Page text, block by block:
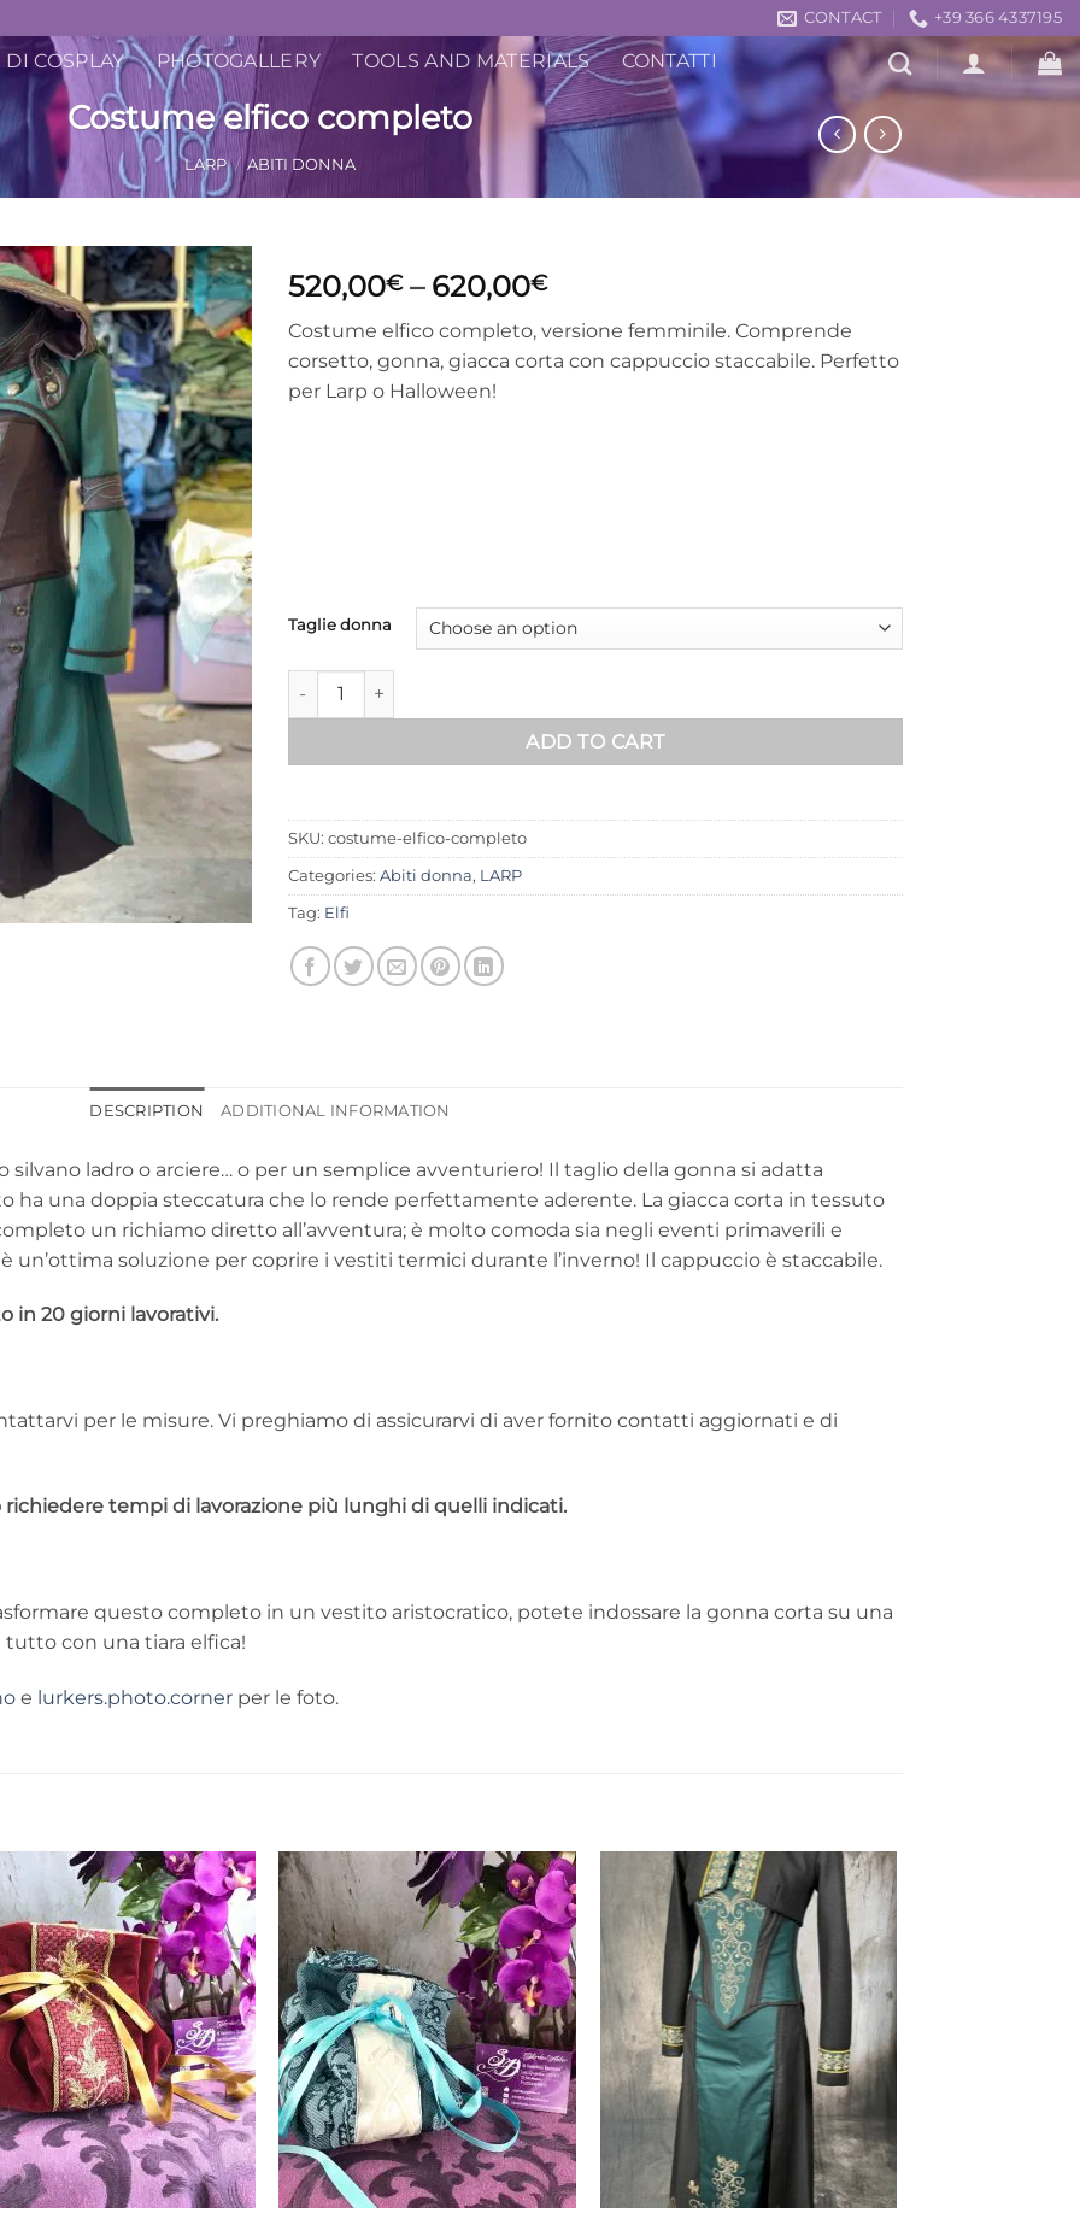
CONTACT +39 366 4337195
DI COSPLAY PHOTOGALLERY TOOLS AND MATERIALS CONTATTI
Costume elfico completo
LARP / ABITI DONNA
520,00€ – 620,00€Price
520,00€
through
Costume elfico completo, versione femminile. Comprende
corsetto, gonna, giacca corta con cappuccio staccabile. Perfetto
per Larp o Halloween!
Taglie donna
Costume elfico completo quantity
ADD TO CART
SKU: costume-elfico-completo
Categories: Abiti donna, LARP
Tag: Elfi
DESCRIPTION ADDITIONAL INFORMATION
ladro o arciere… o per un semplice avventuriero! Il taglio della gonna si adatta
ha una doppia steccatura che lo rende perfettamente aderente. La giacca corta in tessuto
un richiamo diretto all’avventura; è molto comoda sia negli eventi primaverili e
soluzione per coprire i vestiti termici durante l’inverno! Il cappuccio è staccabile.
in 20 giorni lavorativi.
per le misure. Vi preghiamo di assicurarvi di aver fornito contatti aggiornati e di
tempi di lavorazione più lunghi di quelli indicati.
questo completo in un vestito aristocratico, potete indossare la gonna corta su una
con una tiara elfica!
e lurkers.photo.corner per le foto.